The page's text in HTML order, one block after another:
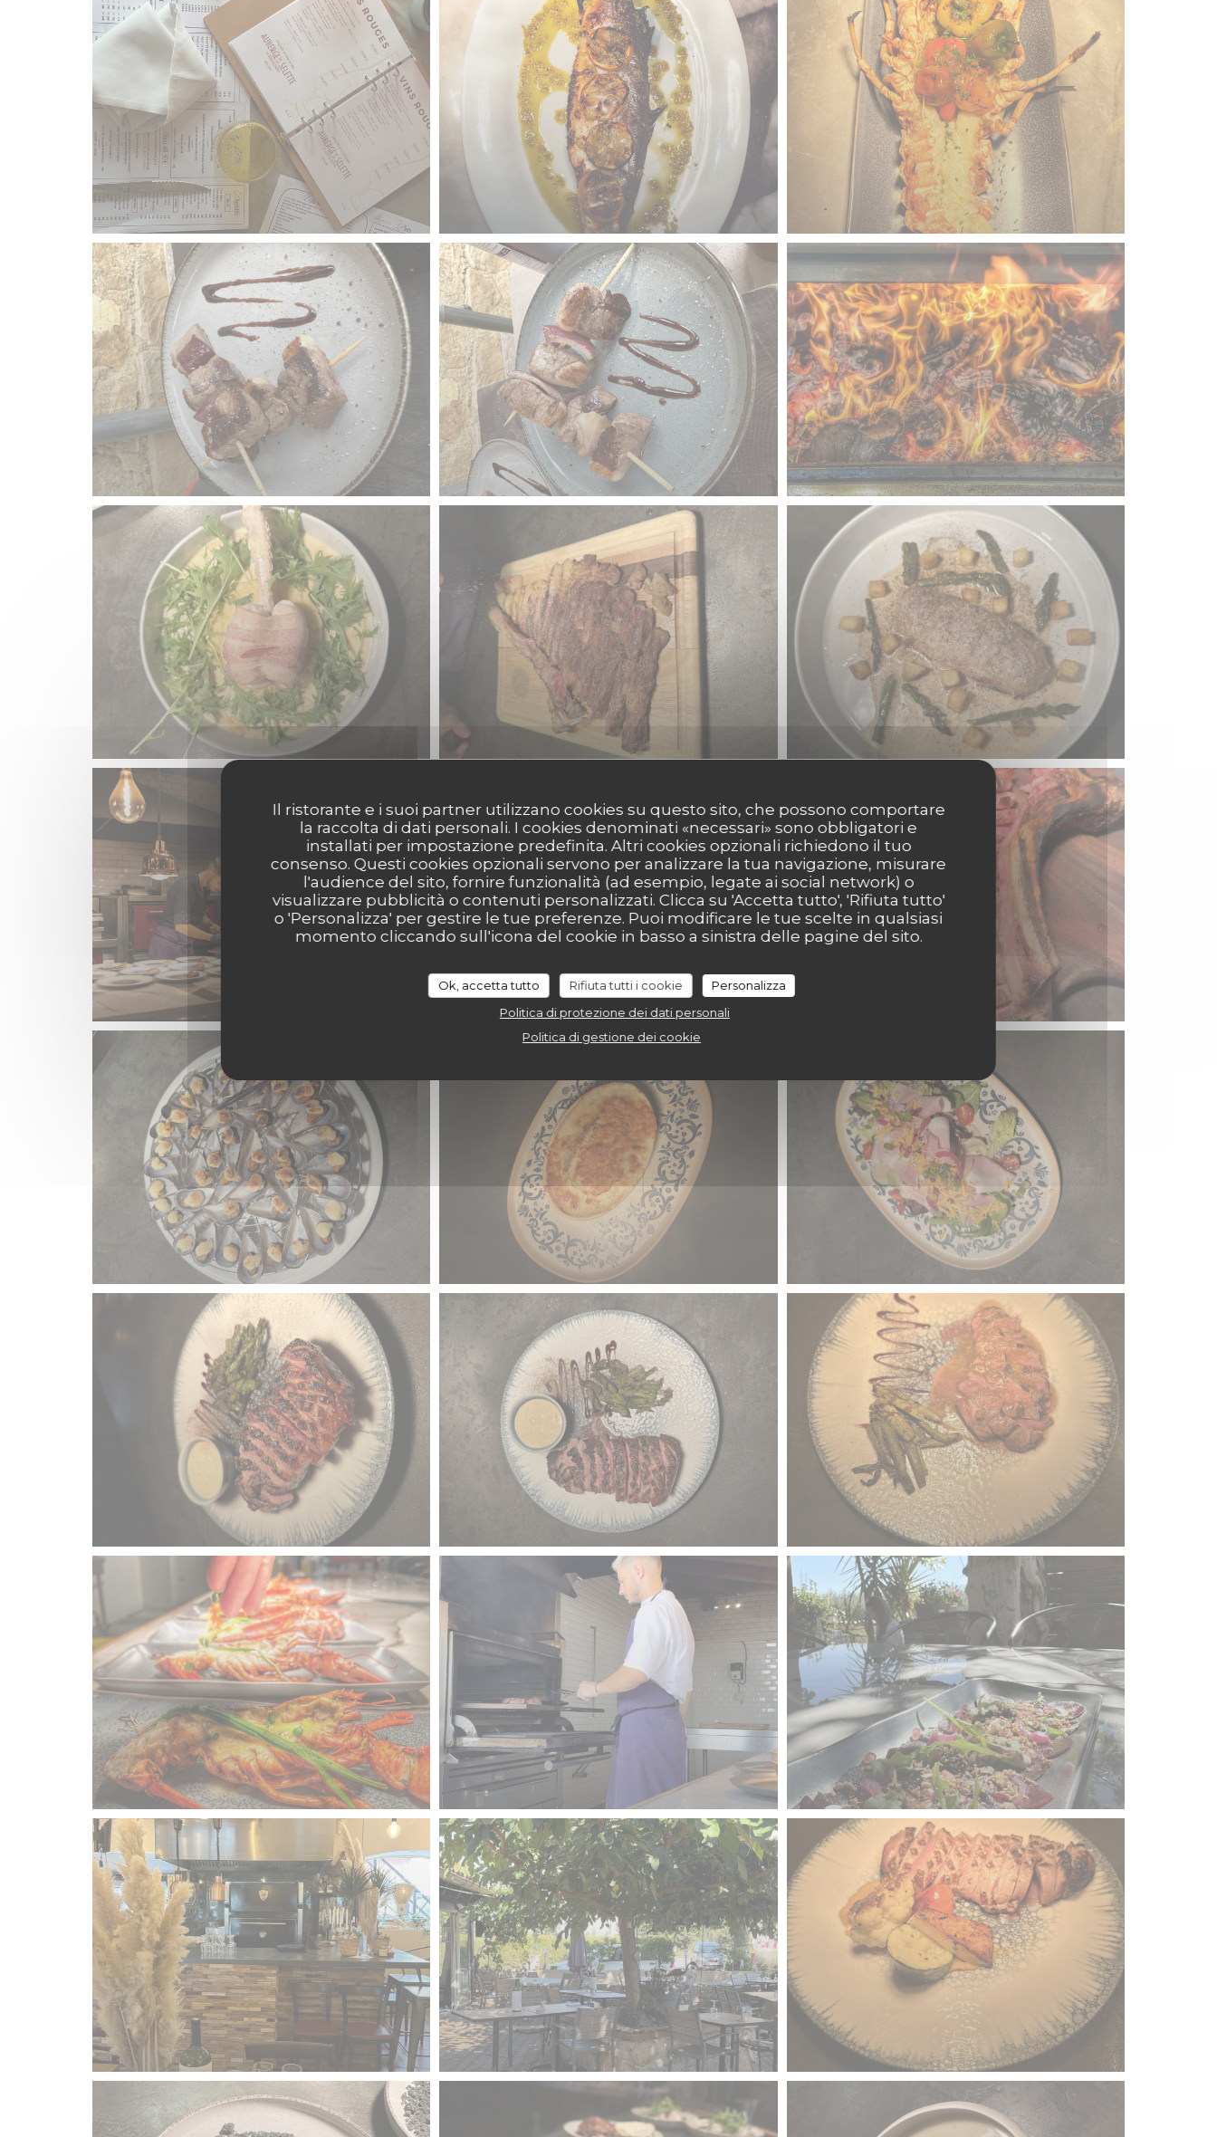
Il ristorante e i suoi partner utilizzano cookies su questo sito, che possono comportare
la raccolta di dati personali. I cookies denominati «necessari» sono obbligatori e
installati per impostazione predefinita. Altri cookies opzionali richiedono il tuo
consenso. Questi cookies opzionali servono per analizzare la tua navigazione, misurare
l'audience del sito, fornire funzionalità (ad esempio, legate ai social network) o
visualizzare pubblicità o contenuti personalizzati. Clicca su 'Accetta tutto', 'Rifiuta tutto'
o 'Personalizza' per gestire le tue preferenze. Puoi modificare le tue scelte in qualsiasi
momento cliccando sull'icona del cookie in basso a sinistra delle pagine del sito.
Ok, accetta tutto Rifiuta tutti i cookie
Personalizza
Politica di protezione dei dati personali
Politica di gestione dei cookie